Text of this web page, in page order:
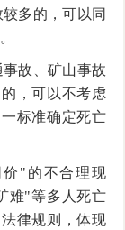
多的，可以同
故、矿山事故
，可以不考虑
标准确定死亡
"的不合理现
难"等多人死亡
律规则，体现